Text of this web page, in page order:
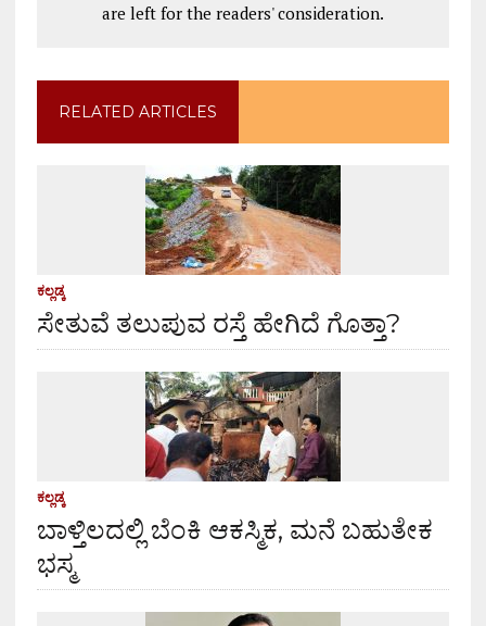
are left for the readers' consideration.
RELATED ARTICLES
ಕಲ್ಲಡ್ಕ
ಸೇತುವೆ ತಲುಪುವ ರಸ್ತೆ ಹೇಗಿದೆ ಗೊತ್ತಾ?
ಕಲ್ಲಡ್ಕ
ಬಾಳ್ತಿಲದಲ್ಲಿ ಬೆಂಕಿ ಆಕಸ್ಮಿಕ, ಮನೆ ಬಹುತೇಕ
ಭಸ್ಮ